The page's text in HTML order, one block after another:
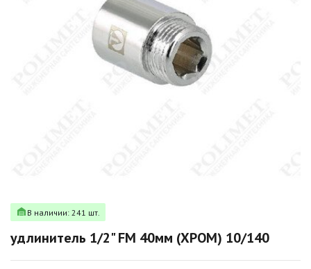
В наличии: 241 шт.
удлинитель 1/2" FM 40мм (ХРОМ) 10/140